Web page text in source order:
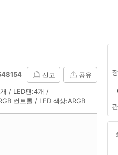
5,404,000원
신고 공유
LED팬:4개
컨트롤 LED 색상:ARGB